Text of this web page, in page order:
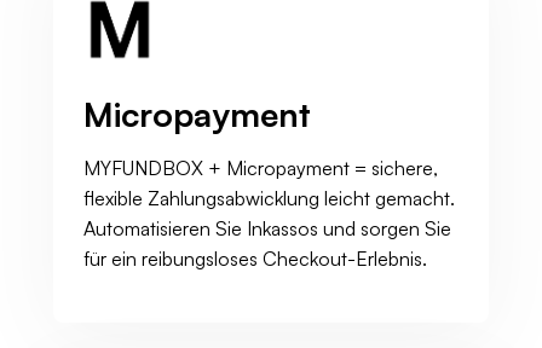
Micropayment
MYFUNDBOX + Micropayment = sichere,
flexible Zahlungsabwicklung leicht gemacht.
Automatisieren Sie Inkassos und sorgen Sie
für ein reibungsloses Checkout-Erlebnis.